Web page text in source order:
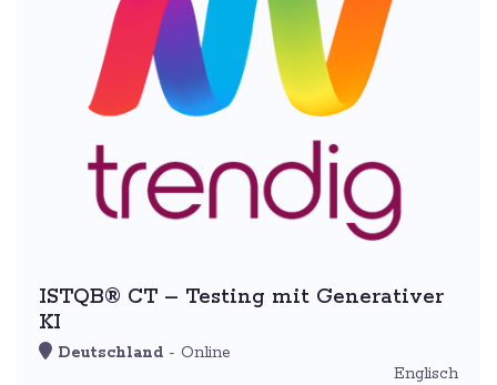
ISTQB® CT – Testing mit Generativer
KI
Deutschland - Online
Englisch